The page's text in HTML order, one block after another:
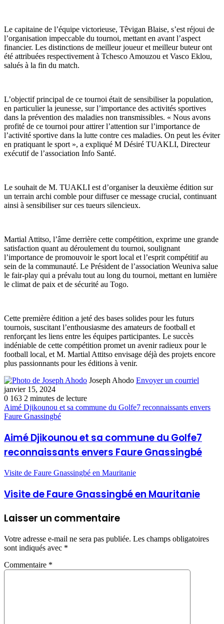
Le capitaine de l’équipe victorieuse, Têvigan Blaise, s’est réjoui de
l’organisation impeccable du tournoi, mettant en avant l’aspect
financier. Les distinctions de meilleur joueur et meilleur buteur ont
été attribuées respectivement à Tchesco Amouzou et Vasco Eklou,
salués à la fin du match.
L’objectif principal de ce tournoi était de sensibiliser la population,
en particulier la jeunesse, sur l’importance des activités sportives
dans la prévention des maladies non transmissibles. « Nous avons
profité de ce tournoi pour attirer l’attention sur l’importance de
l’activité sportive dans la lutte contre ces maladies. On peut les éviter
en pratiquant le sport », a expliqué M Désiré TUAKLI, Directeur
exécutif de l’association Info Santé.
Le souhait de M. TUAKLI est d’organiser la deuxième édition sur
un terrain archi comble pour diffuser ce message crucial, continuant
ainsi à sensibiliser sur ces tueurs silencieux.
Martial Attitso, l’âme derrière cette compétition, exprime une grande
satisfaction quant au déroulement du tournoi, soulignant
l’importance de promouvoir le sport local et l’esprit compétitif au
sein de la communauté. Le Président de l’association Weuniva salue
le fair-play qui a prévalu tout au long du tournoi, mettant en lumière
le climat de paix et de sécurité au Togo.
Cette première édition a jeté des bases solides pour les futurs
tournois, suscitant l’enthousiasme des amateurs de football et
renforçant les liens entre les équipes participantes. Le succès
indéniable de cette compétition promet un avenir radieux pour le
football local, et M. Martial Attitso envisage déjà des projets encore
plus passionnants pour les éditions à venir.
Joseph Ahodo Envoyer un courriel
janvier 15, 2024
0 163 2 minutes de lecture
Aimé Djikounou et sa commune du Golfe7 reconnaissants envers
Faure Gnassingbé
Aimé Djikounou et sa commune du Golfe7
reconnaissants envers Faure Gnassingbé
Visite de Faure Gnassingbé en Mauritanie
Visite de Faure Gnassingbé en Mauritanie
Laisser un commentaire
Votre adresse e-mail ne sera pas publiée. Les champs obligatoires
sont indiqués avec *
Commentaire *